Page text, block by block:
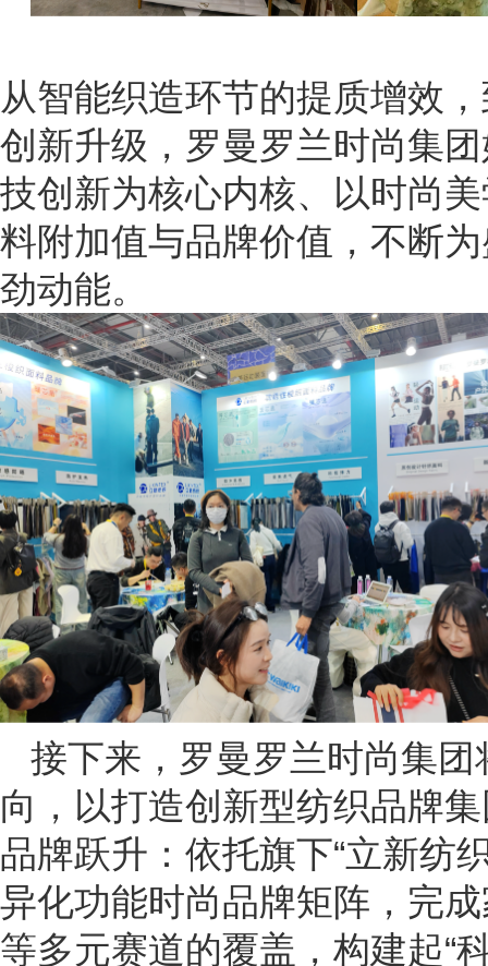
从智能织造环节的提质增效
创新升级，罗曼罗兰时尚集
技创新为核心内核、以时尚
料附加值与品牌价值，不断
劲动能。
接下来，罗曼罗兰时尚集团
向，以打造创新型纺织品牌
品牌跃升：依托旗下“立新纺
异化功能时尚品牌矩阵，完
等多元赛道的覆盖，构建起“